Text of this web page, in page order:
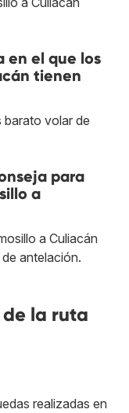
en el que los
tienen
barato volar de
para
a
a Culiacán
antelación.
la ruta
realizadas en